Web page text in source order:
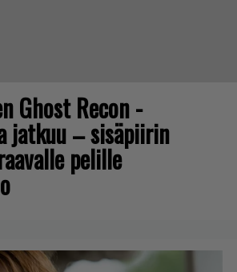
Ghost Recon -
jatkuu – sisäpiirin
pelille